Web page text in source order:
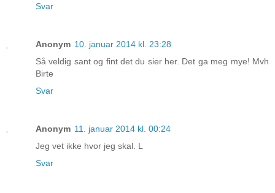
Svar
Anonym 10. januar 2014 kl. 23:28
Så veldig sant og fint det du sier her. Det ga meg mye! Mvh
Birte
Svar
Anonym 11. januar 2014 kl. 00:24
Jeg vet ikke hvor jeg skal. L
Svar